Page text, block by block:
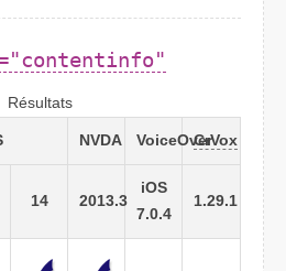
Résultats
NVDA VoiceOverCrVox
14 2013.3
iOS
7.0.4
1.29.1